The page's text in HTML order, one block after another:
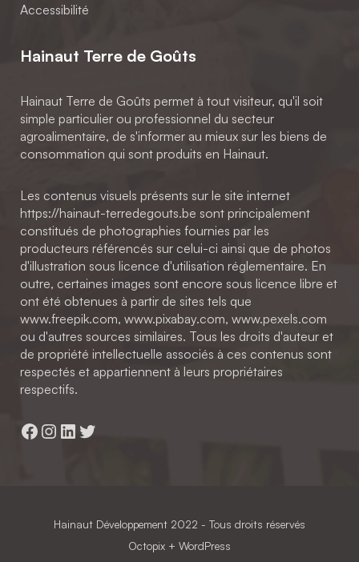
Accessibilité
Hainaut Terre de Goûts
Hainaut Terre de Goûts permet à tout visiteur, qu'il soit
simple particulier ou professionnel du secteur
agroalimentaire, de s'informer au mieux sur les biens de
consommation qui sont produits en Hainaut.
Les contenus visuels présents sur le site internet
https://hainaut-terredegouts.be sont principalement
constitués de photographies fournies par les
producteurs référencés sur celui-ci ainsi que de photos
d'illustration sous licence d'utilisation réglementaire. En
outre, certaines images sont encore sous licence libre et
ont été obtenues à partir de sites tels que
www.freepik.com, www.pixabay.com, www.pexels.com
ou d'autres sources similaires. Tous les droits d'auteur et
de propriété intellectuelle associés à ces contenus sont
respectés et appartiennent à leurs propriétaires
respectifs.
Facebook
Instagram
LinkedIn
Twitter
Hainaut Développement 2022 - Tous droits réservés
Octopix + WordPress